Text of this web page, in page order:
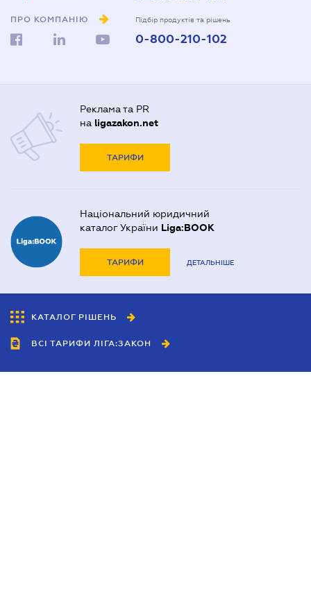
ПРО КОМПАНІЮ Підбір продуктів та рішень
0-800-210-102
Реклама та PR
на ligazakon.net
ТАРИФИ
Національний юридичний
каталог України Liga:BOOK
ТАРИФИ ДЕТАЛЬНІШЕ
КАТАЛОГ РІШЕНЬ
ВСІ ТАРИФИ ЛІГА:ЗАКОН